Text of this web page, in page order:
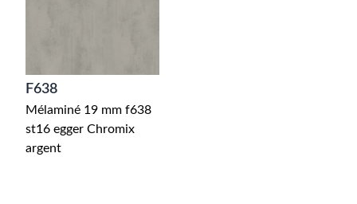
F638
Mélaminé 19 mm f638
st16 egger Chromix
argent